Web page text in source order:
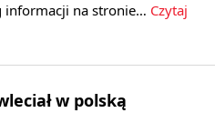
informacji na stronie… Czytaj
w polską